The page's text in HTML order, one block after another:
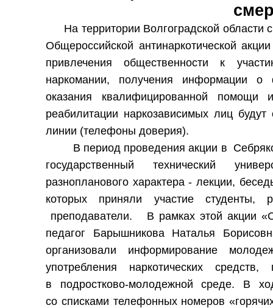
На территории Волгоградской
Общероссийской антинаркотической
привлечения общественности к
наркомании, получения информации о
оказания квалифицированной
реабилитации наркозависимых лиц
линии (телефоны доверия).
В период проведения акции в
государственный технический
разнопланового характера - лекции,
которых приняли участие студенты,
преподаватели. В рамках этой акции
педагог Барышникова Наталья
организовали информирование
употребления наркотических
в подростково-молодежной среде. В
со списками телефонных номеров